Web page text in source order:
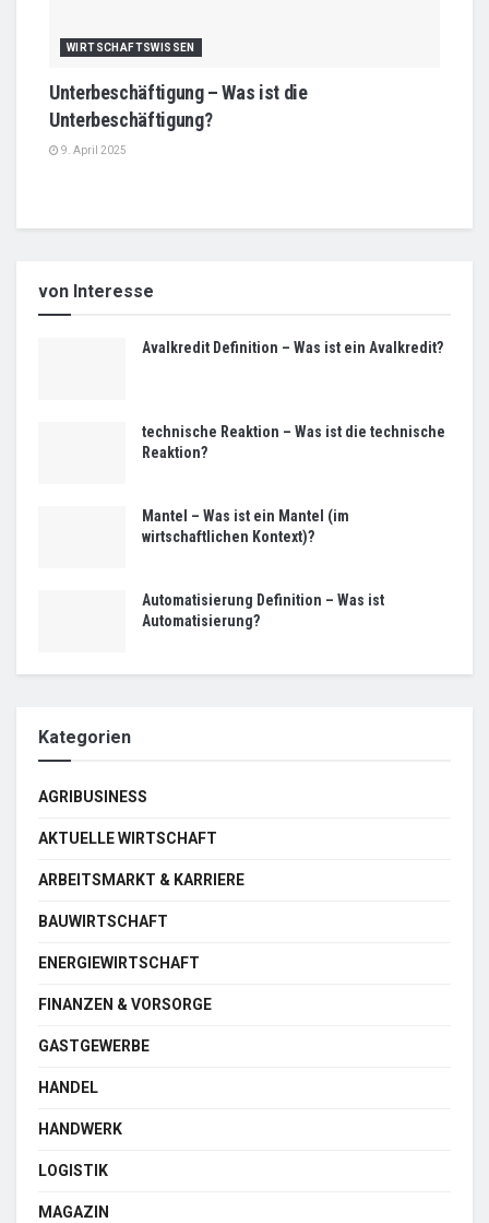
WIRTSCHAFTSWISSEN
Unterbeschäftigung – Was ist die
Unterbeschäftigung?
9. April 2025
von Interesse
Avalkredit Definition – Was ist ein Avalkredit?
technische Reaktion – Was ist die technische
Reaktion?
Mantel – Was ist ein Mantel (im
wirtschaftlichen Kontext)?
Automatisierung Definition – Was ist
Automatisierung?
Kategorien
AGRIBUSINESS
AKTUELLE WIRTSCHAFT
ARBEITSMARKT & KARRIERE
BAUWIRTSCHAFT
ENERGIEWIRTSCHAFT
FINANZEN & VORSORGE
GASTGEWERBE
HANDEL
HANDWERK
LOGISTIK
MAGAZIN